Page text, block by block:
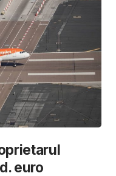
euro